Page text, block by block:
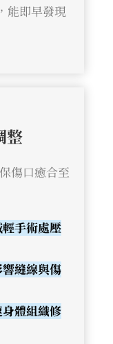
能即早發現
整
傷口癒合至
手術處壓
縫線與傷
體組織修